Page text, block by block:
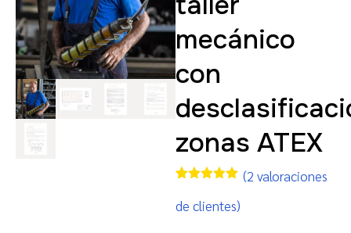
mecánico
con
zonas ATEX
con5.00de
5 en base
(2 valoraciones
de clientes)